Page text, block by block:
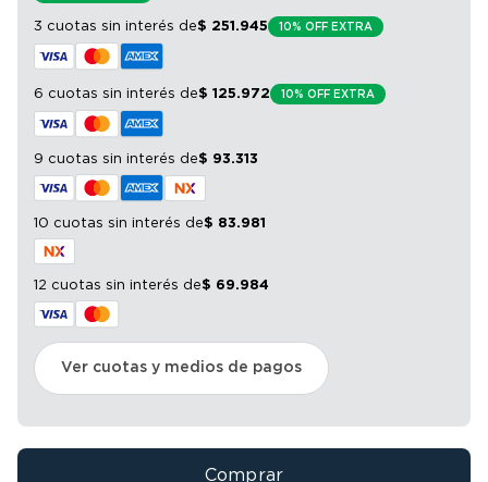
3 cuotas sin interés de$ 251 .945 10% OFF EXTRA
6 cuotas sin interés de$ 125.972 10% OFF EXTRA
9 cuotas sin interés de$ 93.313
10 cuotas sin interés de$ 83.981
12 cuotas sin interés de$ 69.984
Ver cuotas y medios de pagos
Comprar